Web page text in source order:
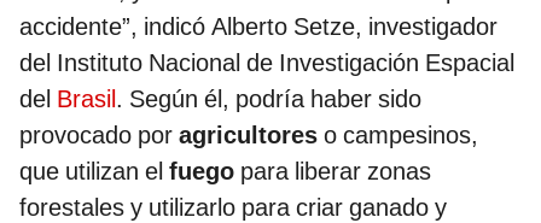
accidente”, indicó Alberto Setze, investigador
del Instituto Nacional de Investigación Espacial
del Brasil. Según él, podría haber sido
provocado por agricultores o campesinos,
que utilizan el fuego para liberar zonas
forestales y utilizarlo para criar ganado y